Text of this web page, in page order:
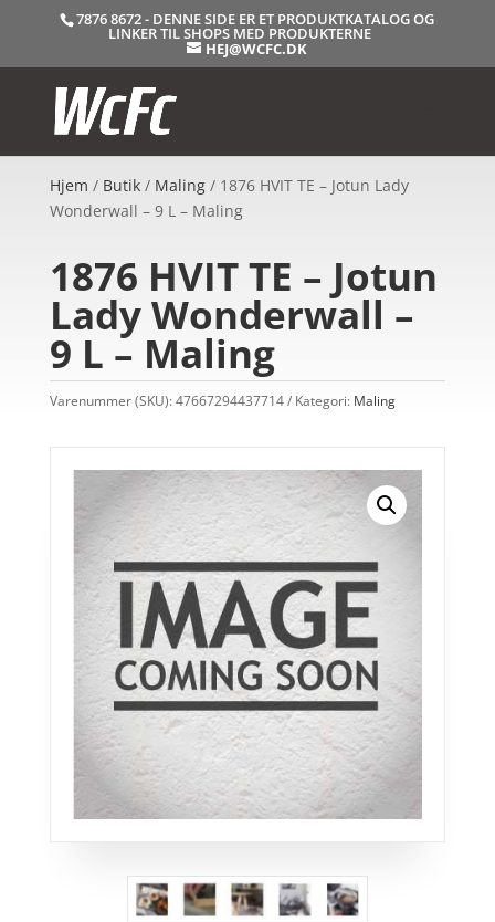
7876 8672 - DENNE SIDE ER ET PRODUKTKATALOG OG
LINKER TIL SHOPS MED PRODUKTERNE
HEJ@WCFC.DK
Hjem / Butik/ Maling/ 1876 HVIT TE – Jotun Lady
Wonderwall – 9 L – Maling
1876 HVIT TE – Jotun
Lady Wonderwall –
9 L – Maling
Varenummer (SKU):47667294437714 Kategori: Maling